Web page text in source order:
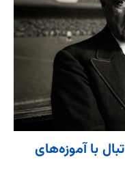
با آموزه‌های